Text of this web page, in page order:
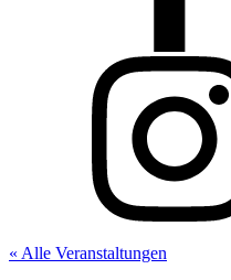
« Alle Veranstaltungen